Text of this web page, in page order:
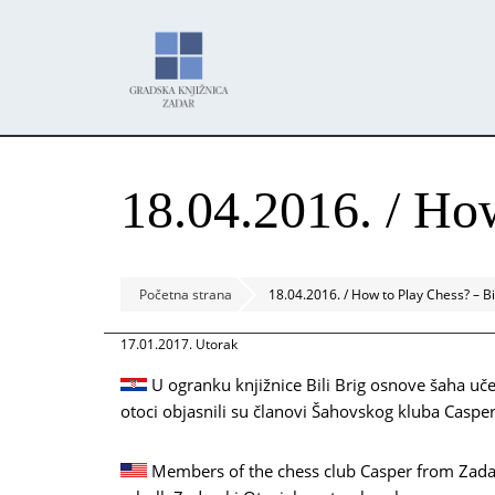
18.04.2016. /
Početna strana 18.04.2016. / How to Play Chess? –
17.01.2017. Utorak
U ogranku knjižnice Bili Brig osnove šaha
otoci objasnili su članovi Šahovskog kluba
Members of the chess club Casper from